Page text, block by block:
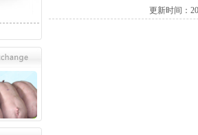
更新时间：